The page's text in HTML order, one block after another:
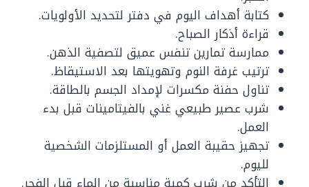
كتابة أهداف اليوم في دفتر لتحديد الأولويات.
قراءة أذكار الصباح.
ممارسة تمارين تنفس عميق لتصفية الذهن.
ترتيب غرفة النوم وتهويتها بعد الاستيقاظ.
تناول حفنة مكسرات لإمداد الجسم بالطاقة.
شرب عصير طبيعي غني بالفيتامينات قبل بدء
العمل.
تجهيز حقيبة العمل أو المستلزمات الشخصية
لليوم.